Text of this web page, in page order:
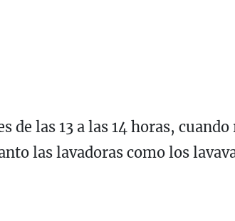
de las 13 a las 14 horas,
las lavadoras como los